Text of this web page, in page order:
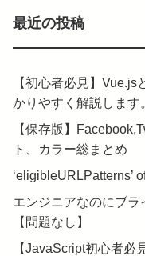
最近の投稿
【初心者必見】
かりやすく解説します
【保存版】
ト、カラー総まとめ
‘eligibleURLPatterns’
エンジニアなのにブラ
【問題なし】
【JavaScript初心者必